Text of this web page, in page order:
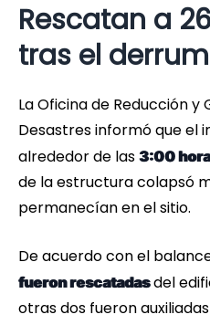
Rescatan a
tras el
La Oficina de Reducción y
Desastres informó que el
alrededor de las 3:00
de la estructura colapsó
permanecían en el sitio.
De acuerdo con el
fueron rescatadasdel
otras dos fueron